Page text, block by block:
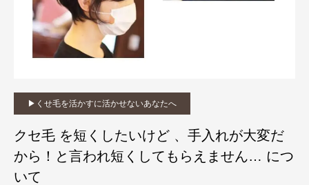
▶︎くせ毛を活かすに活かせないあなたへ
クセ毛 を短くしたいけど 、手入れが大変だ
から！と言われ短くしてもらえません… につ
いて